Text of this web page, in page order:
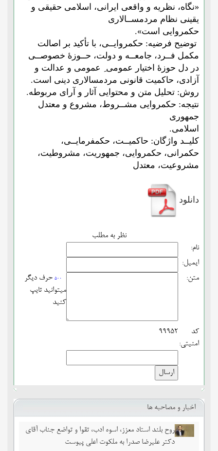
«نگاه، نظریه و واقعی ایرانی، اسلامی حقیقی و
یقینی نظام مردمســالاری
حکمروایی است».
توضیح فرضیه: حکمروایــی، با تأکید بر اصالت
مکمل فــرد، جامعــه و دولت، حــوزۀ خصوصــی
در دل حوزۀ اختیار عمومی ِ عمومی و عدالت و
آزادی، حاکمیت قانونی مردمسالاری دینی است.
روش: تحلیل متن و محتوایی آثار و آرای مربوطه.
نتیجه: حکمروایی مشــروط، مشروع و معتدل
جمهوری
اسلامی.
کلیــد واژگان: حاکمیــت، حکمفرمایــی،
حکمرانی، حکمروایی، جمهوریت، مشروطیت،
مشروعیت، معتدل
دانلود
نظر به مطلب
نام:
ایمیل:
متن:
500 حرف دیگر
میتوانید تایپ
کنید
کد
امنیتی:
99952
اخبار و مصاحبه ها
روح بلند استاد معزز، اسوه ادب، تقوا و تواضع جناب آقای
دکتر علیرضا صدرا به ملکوت اعلی پیوست